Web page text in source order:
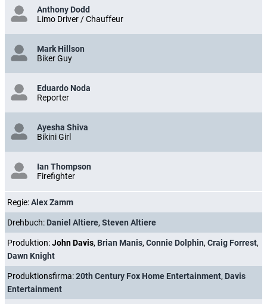
Anthony Dodd
Limo Driver / Chauffeur
Mark Hillson
Biker Guy
Eduardo Noda
Reporter
Ayesha Shiva
Bikini Girl
Ian Thompson
Firefighter
Regie:Alex Zamm
Drehbuch: Daniel Altiere, Steven Altiere
Produktion:John Davis, Brian Manis, Connie Dolphin, Craig Forrest,
Dawn Knight
Produktionsfirma:20th Century Fox Home Entertainment, Davis
Entertainment